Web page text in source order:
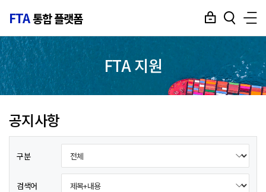
FTA통합 플랫폼
FTA 지원
공지사항
구분
검색어